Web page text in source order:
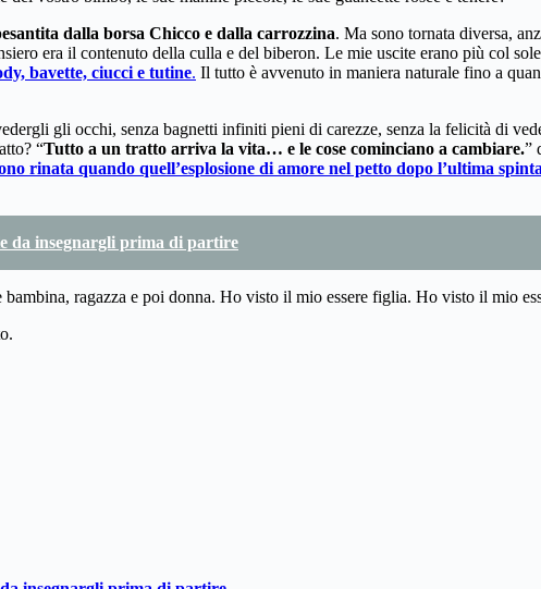
dalla borsa Chicco e dalla carrozzina. Ma sono tornata diversa,
era il contenuto della culla e del biberon. Le mie uscite erano più col
bavette, ciucci e tutine. Il tutto è avvenuto in maniera naturale fino a
gli occhi, senza bagnetti infiniti pieni di carezze, senza la felicità di
“Tutto a un tratto arriva la vita… e le cose cominciano a cambiare.”
rinata quando quell’esplosione di amore nel petto dopo l’ultima
da insegnargli prima di partire
ragazza e poi donna. Ho visto il mio essere figlia. Ho visto il mio